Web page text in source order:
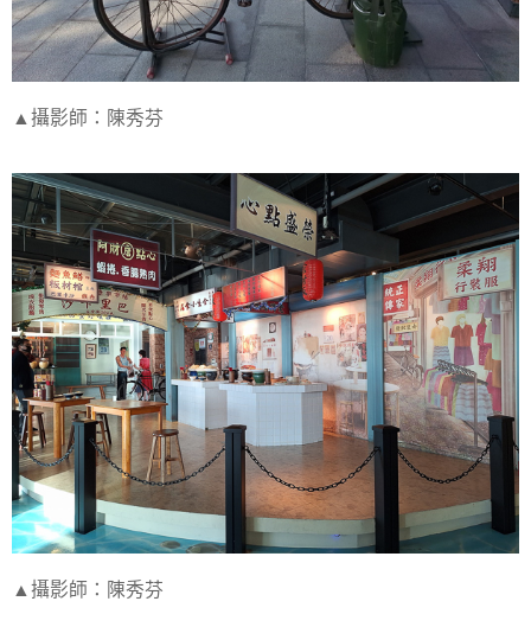
▲攝影師：陳秀芬
▲攝影師：陳秀芬